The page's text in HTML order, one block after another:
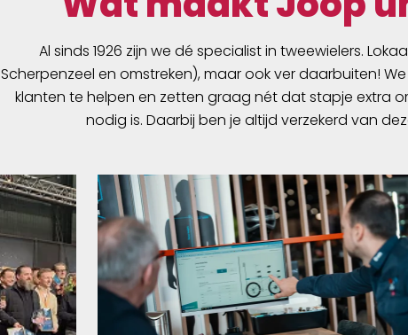
Al sinds 1926 zijn we dé specialist in tweewielers.
Scherpenzeel en omstreken), maar ook ver daarbuiten!
klanten te helpen en zetten graag nét dat stapje extra
nodig is. Daarbij ben je altijd verzekerd van